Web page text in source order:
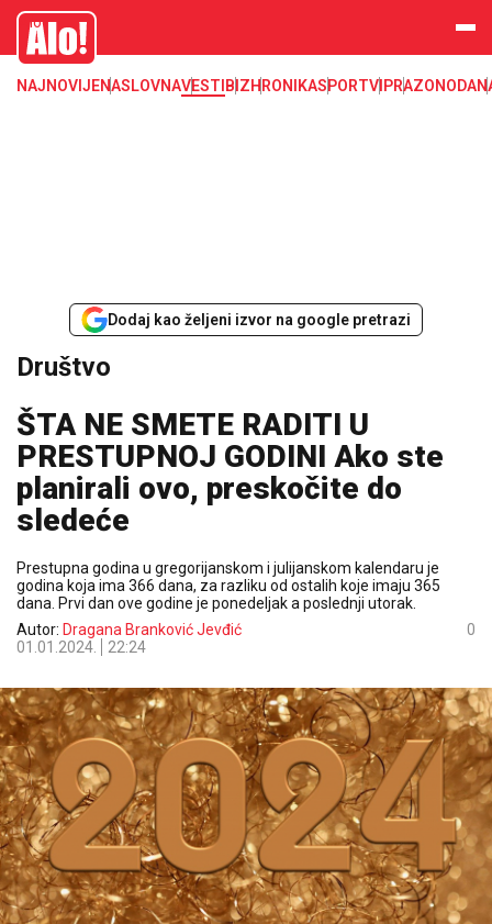
Društvo, društvene teme
Alo
NAJNOVIJENASLOVNAVESTI BIZHRONIKASPORTVIPRAZONODA
Dodaj kao željeni izvor na google pretrazi
Društvo
ŠTA NE SMETE RADITI U
PRESTUPNOJ GODINI Ako ste
planirali ovo, preskočite do
sledeće
Prestupna godina u gregorijanskom i julijanskom kalendaru je
godina koja ima 366 dana, za razliku od ostalih koje imaju 365
dana. Prvi dan ove godine je ponedeljak a poslednji utorak.
Autor: Dragana Branković Jevđić
01.01.2024.
22:24
0